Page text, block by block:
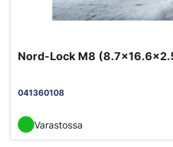
Nord-Lock M8
041360108
Varastossa